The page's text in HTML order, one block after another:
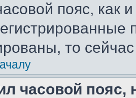
пояс, как
то
часовой пояс,